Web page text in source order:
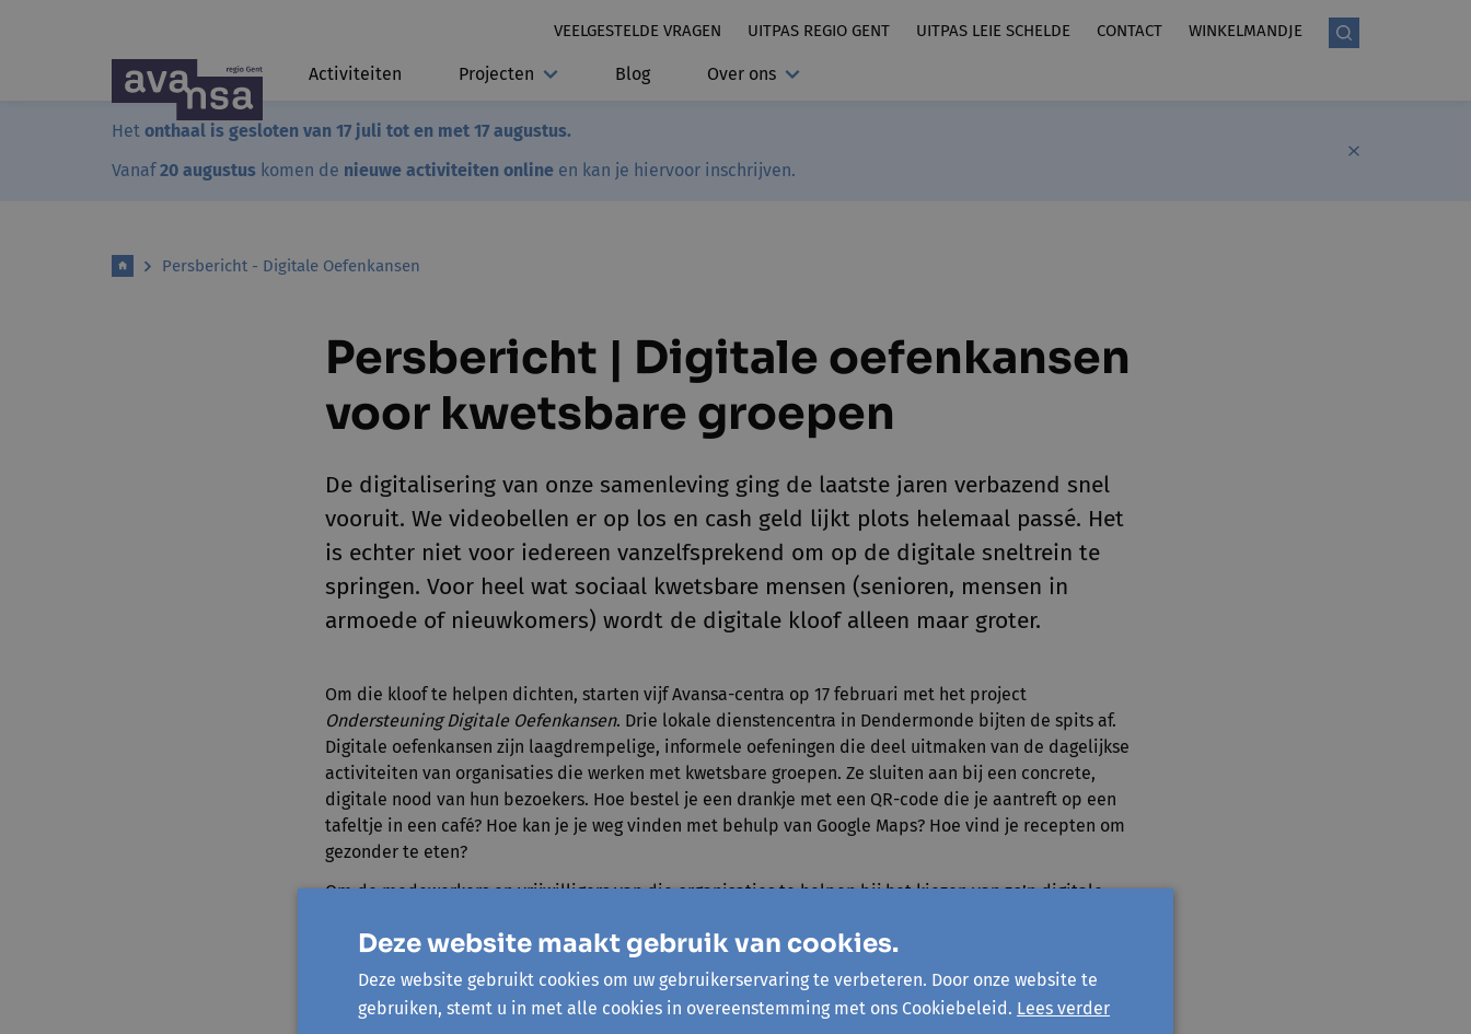
VEELGESTELDE VRAGEN UITPAS REGIO GENT UITPAS LEIE SCHELDE CONTACT WINKELMANDJE
Activiteiten Projecten Blog Over ons
Het onthaal is gesloten van 17 juli tot en met 17 augustus.
Vanaf20 augustus komen de nieuwe activiteiten online en kan je hiervoor inschrijven.
Persbericht - Digitale Oefenkansen
Persbericht | Digitale oefenkansen
voor kwetsbare groepen
De digitalisering van onze samenleving ging de laatste jaren verbazend snel
vooruit. We videobellen er op los en cash geld lijkt plots helemaal passé. Het
is echter niet voor iedereen vanzelfsprekend om op de digitale sneltrein te
springen. Voor heel wat sociaal kwetsbare mensen (senioren, mensen in
armoede of nieuwkomers) wordt de digitale kloof alleen maar groter.
Om die kloof te helpen dichten, starten vijf Avansa-centra op 17 februari met het project
Ondersteuning Digitale Oefenkansen. Drie lokale dienstencentra in Dendermonde bijten de spits af.
Digitale oefenkansen zijn laagdrempelige, informele oefeningen die deel uitmaken van de dagelijkse
activiteiten van organisaties die werken met kwetsbare groepen. Ze sluiten aan bij een concrete,
digitale nood van hun bezoekers. Hoe bestel je een drankje met een QR-code die je aantreft op een
tafeltje in een café? Hoe kan je je weg vinden met behulp van Google Maps? Hoe vind je recepten om
gezonder te eten?
Om de medewerkers en vrijwilligers van die organisaties te helpen bij het kiezen van zo’n digitale
spel voor digitale inclusie gaan we op zoek naar de meest geschikte oefenkansen voor de doelgroep.
Wat is het digitale profiel van de bezoekers en aan welke typische activiteiten nemen ze deel? Hoe
kies je voor oefenkansen die laagdrempelig, nuttig, én leuk zijn? Eens die keuze is gemaakt, is het aan
de medewerkers of vrijwilligers om met de digitale prikkels aan de slag te gaan. Het doel van het
Deze website maakt gebruik van cookies.
Deze website gebruikt cookies om uw gebruikerservaring te verbeteren. Door onze website te
gebruiken, stemt u in met alle cookies in overeenstemming met ons Cookiebeleid. Lees verder